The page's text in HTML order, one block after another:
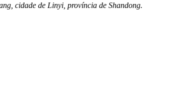
cidade de Linyi, província de Shandong.